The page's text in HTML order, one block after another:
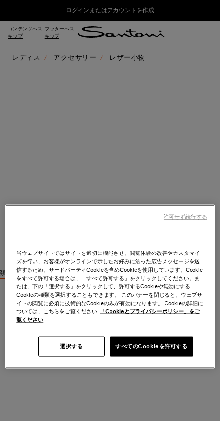
ログインまたはアカウントを作成
コンテンツへス
キップ
フッターへス
キップ
レディス アクセサリー レザー小物
類似商品を見る
当ウェブサイトではサイトを適切に機能させ、閲覧体験の改善やカスタマイ
ズを行い、お客様がオンラインで示したお好みに沿った広告メッセージを送
信するため、サードパーティCookieを含めCookieを使用しています。Cookie
をすべて許可する場合は、「すべて許可する」をクリックしてください。ま
たは、下の「選択する」をクリックして、許可するCookieや無効にする
Cookieの種類を選択することもできます。 このバナーを閉じると、ウェブサ
イトの閲覧に必須に技術的なCookieのみが有効になります。 Cookieの詳細に
ついては、こちらをご覧ください
「Cookieとプライバシーポリシー」をご
覧ください
選択する すべてのCookieを許可する
許可せず続行する